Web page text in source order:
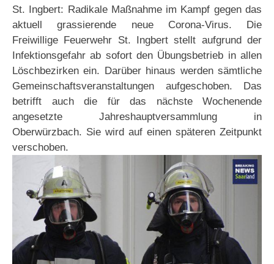
St. Ingbert: Radikale Maßnahme im Kampf gegen das
aktuell grassierende neue Corona-Virus. Die
Freiwillige Feuerwehr St. Ingbert stellt aufgrund der
Infektionsgefahr ab sofort den Übungsbetrieb in allen
Löschbezirken ein. Darüber hinaus werden sämtliche
Gemeinschaftsveranstaltungen aufgeschoben. Das
betrifft auch die für das nächste Wochenende
angesetzte Jahreshauptversammlung in
Oberwürzbach. Sie wird auf einen späteren Zeitpunkt
verschoben.